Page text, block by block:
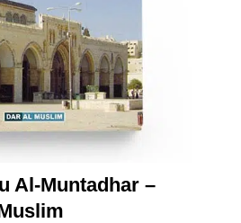
Al-Muntadhar –